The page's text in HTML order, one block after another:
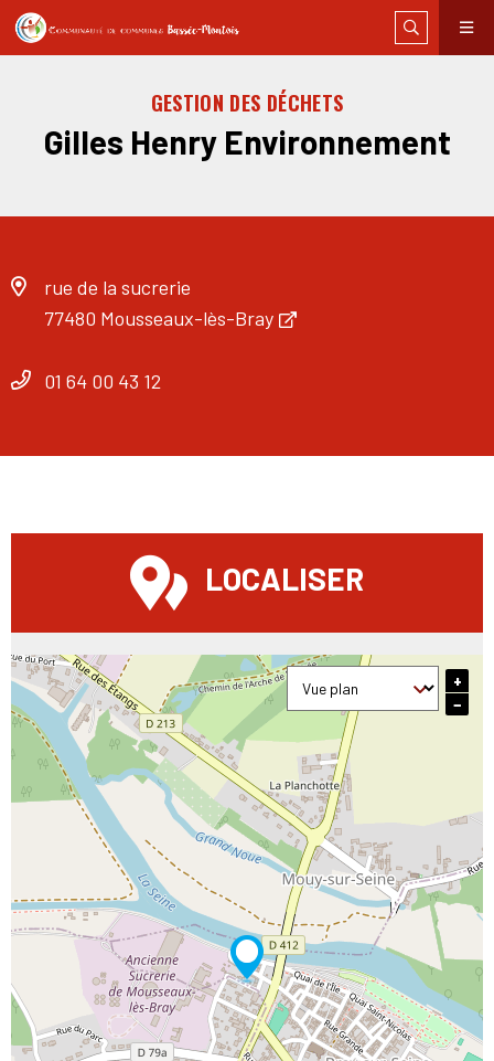
GESTION DES DÉCHETS
Gilles Henry Environnement
rue de la sucrerie
77480 Mousseaux-lès-Bray
01 64 00 43 12
LOCALISER
+
−